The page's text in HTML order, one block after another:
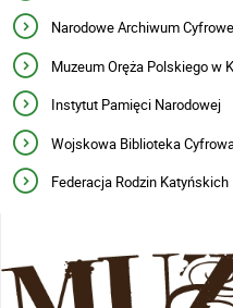
Narodowe Archiwum Cyfrowe
Muzeum Oręża Polskiego w
Instytut Pamięci Narodowej
Wojskowa Biblioteka
Federacja Rodzin Katyńskich